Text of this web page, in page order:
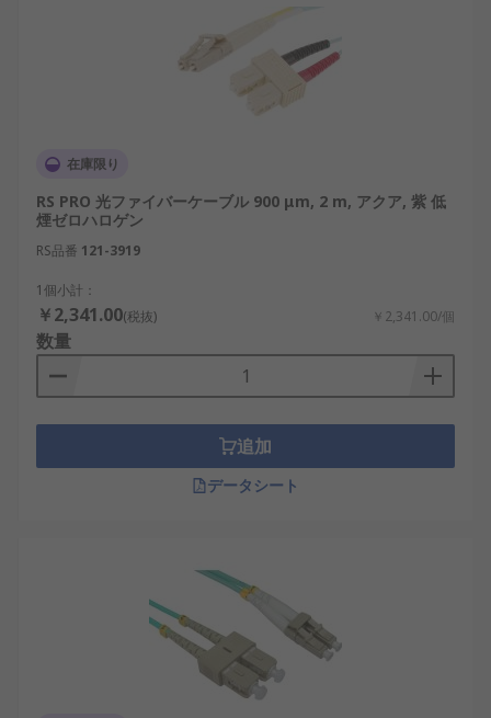
在庫限り
RS PRO 光ファイバーケーブル 900 μm, 2 m, アクア, 紫 低
煙ゼロハロゲン
RS品番 121-3919
1個小計：
￥2,341.00(税抜) ￥2,341.00/個
数量
追加
データシート